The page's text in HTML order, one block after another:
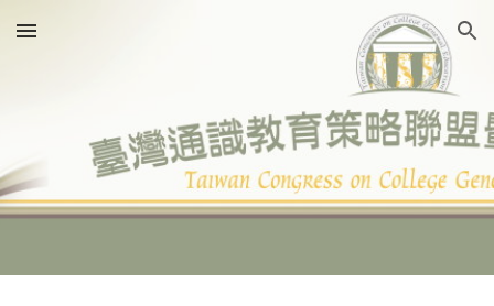
Skip to main content Skip to navigation